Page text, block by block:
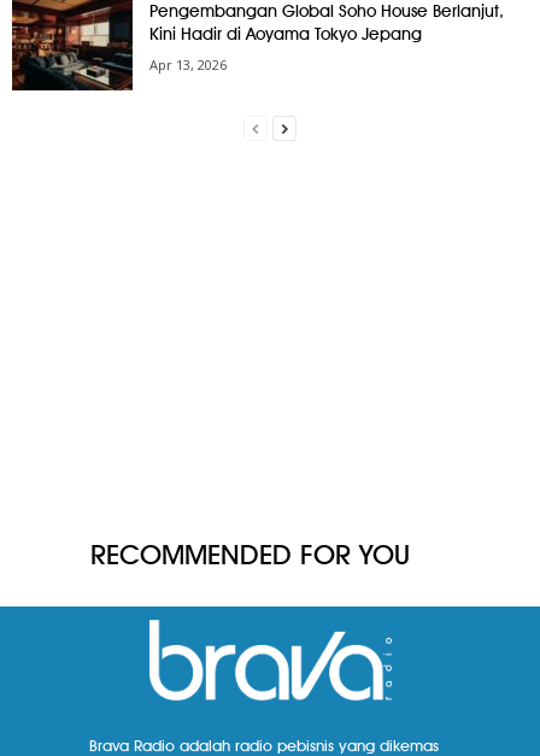
Pengembangan Global Soho House Berlanjut,
Kini Hadir di Aoyama Tokyo Jepang
Apr 13, 2026
RECOMMENDED FOR YOU
Brava Radio adalah radio pebisnis yang dikemas